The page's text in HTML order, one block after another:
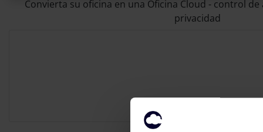
Convierta su oficina en una Oficina Cloud - control de
privacidad